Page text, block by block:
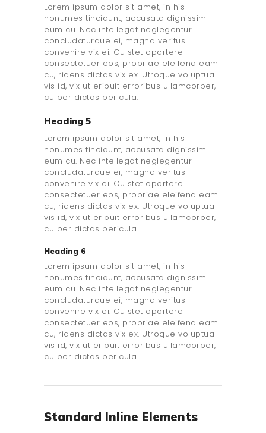
Lorem ipsum dolor sit amet, in his
nonumes tincidunt, accusata dignissim
eum cu. Nec intellegat neglegentur
concludaturque ei, magna veritus
convenire vix ei. Cu stet oportere
consectetuer eos, propriae eleifend eam
cu, ridens dictas vix ex. Utroque voluptua
vis id, vix ut eripuit erroribus ullamcorper,
cu per dictas pericula.
Heading 5
Lorem ipsum dolor sit amet, in his
nonumes tincidunt, accusata dignissim
eum cu. Nec intellegat neglegentur
concludaturque ei, magna veritus
convenire vix ei. Cu stet oportere
consectetuer eos, propriae eleifend eam
cu, ridens dictas vix ex. Utroque voluptua
vis id, vix ut eripuit erroribus ullamcorper,
cu per dictas pericula.
Heading 6
Lorem ipsum dolor sit amet, in his
nonumes tincidunt, accusata dignissim
eum cu. Nec intellegat neglegentur
concludaturque ei, magna veritus
convenire vix ei. Cu stet oportere
consectetuer eos, propriae eleifend eam
cu, ridens dictas vix ex. Utroque voluptua
vis id, vix ut eripuit erroribus ullamcorper,
cu per dictas pericula.
Standard Inline Elements